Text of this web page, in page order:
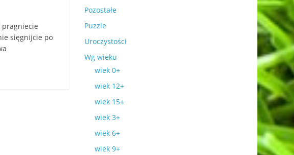
pragniecie
sięgnijcie po
Pozostałe
Puzzle
Uroczystości
Wg wieku
wiek 0+
wiek 12+
wiek 15+
wiek 3+
wiek 6+
wiek 9+